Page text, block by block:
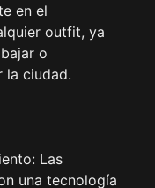
en el
outfit, ya
o
la ciudad.
Las
una tecnología